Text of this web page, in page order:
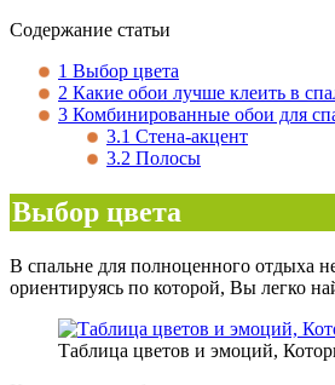
Содержание статьи
1 Выбор цвета
2 Какие обои лучше клеить в
3 Комбинированные обои для
3.1 Стена-акцент
3.2 Полосы
Выбор цвета
В спальне для полноценного отдыха
ориентируясь по которой, Вы легко
Таблица цветов и эмоций,